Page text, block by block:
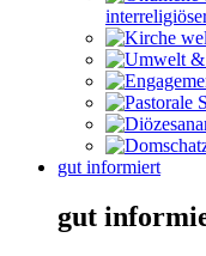
gut informiert
gut